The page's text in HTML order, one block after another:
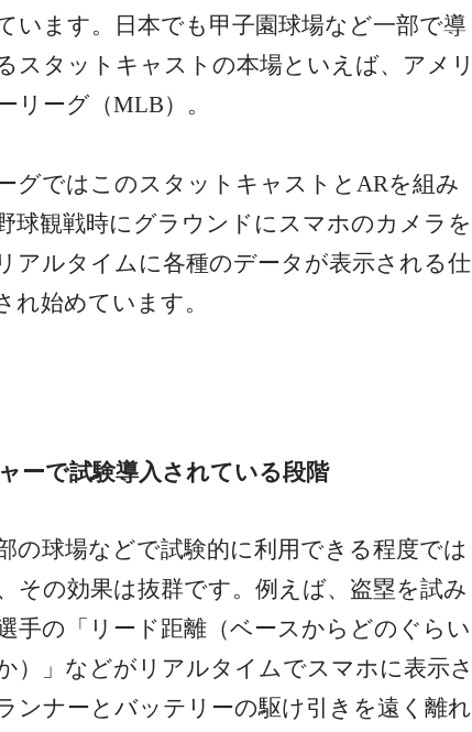
います。
日本でも甲子園球場など一部で導
スタットキャストの本場といえば、アメリ
リーグ（MLB）。
グではこのスタットキャストとARを組み
球観戦時にグラウンドにスマホのカメラを
アルタイムに各種のデータが表示される仕
れ始めています。
ーで試験導入されている段階
の球場などで試験的に利用できる程度では
その効果は抜群です。 例えば、盗塁を試み
手の「リード距離（ベースからどのぐらい
）」などがリアルタイムでスマホに表示さ
ンナーとバッテリーの駆け引きを遠く離れ